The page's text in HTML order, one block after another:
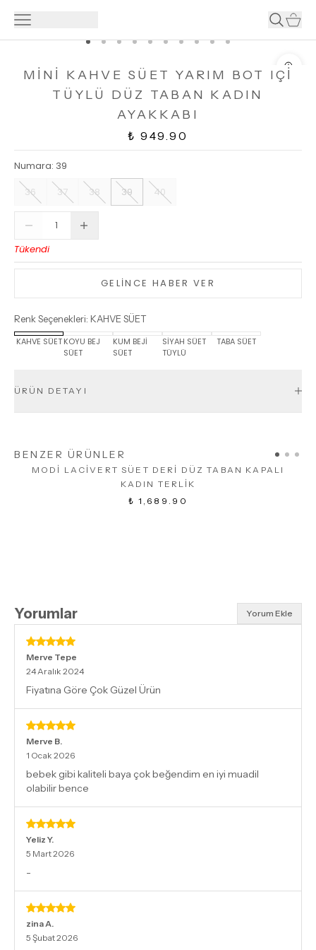
MİNİ KAHVE SÜET YARIM BOT IÇİ
TÜYLÜ DÜZ TABAN KADIN
AYAKKABI
₺ 949.90
Numara: 39
36
37 38 39 40
Tükendi
GELİNCE HABER VER
Renk Seçenekleri: KAHVE SÜET
KAHVE SÜET KOYU BEJ
SÜET
KUM BEJİ
SÜET
SİYAH SÜET
TÜYLÜ
TABA SÜET
ÜRÜN DETAYI
BENZER ÜRÜNLER
MODİ LACİVERT SÜET DERİ DÜZ TABAN KAPALI
KADIN TERLİK
₺ 1,689.90
Yorumlar Yorum Ekle
Merve Tepe
24 Aralık 2024
Fiyatına Göre Çok Güzel Ürün
Merve B.
1 Ocak 2026
bebek gibi kaliteli baya çok beğendim en iyi muadil
olabilir bence
Yeliz Y.
5 Mart 2026
-
zina A.
5 Şubat 2026